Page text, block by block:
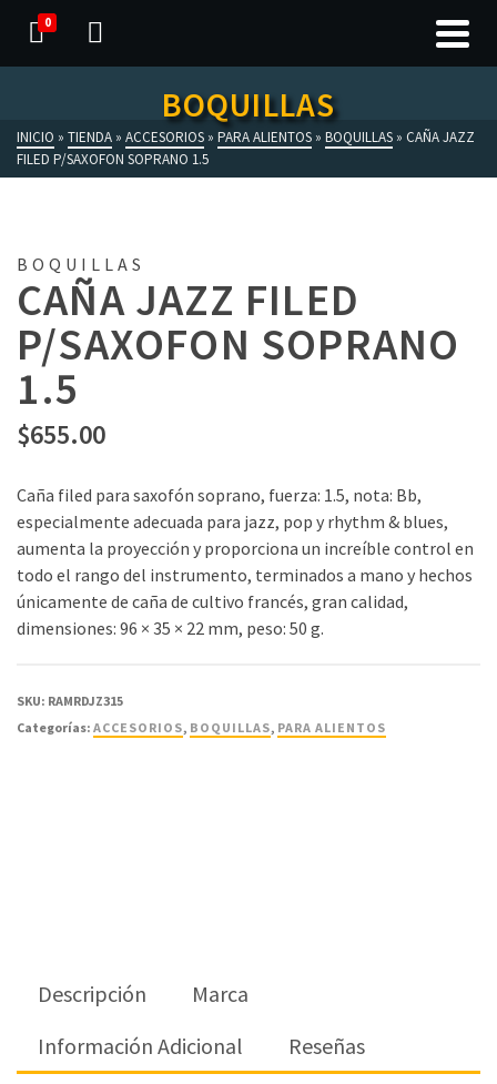
0
BOQUILLAS
INICIO » TIENDA » ACCESORIOS » PARA ALIENTOS » BOQUILLAS » CAÑA JAZZ
FILED P/SAXOFON SOPRANO 1.5
BOQUILLAS
CAÑA JAZZ FILED
P/SAXOFON SOPRANO
1.5
$655.00
Caña filed para saxofón soprano, fuerza: 1.5, nota: Bb,
especialmente adecuada para jazz, pop y rhythm & blues,
aumenta la proyección y proporciona un increíble control en
todo el rango del instrumento, terminados a mano y hechos
únicamente de caña de cultivo francés, gran calidad,
dimensiones: 96 × 35 × 22 mm, peso: 50 g.
SKU: RAMRDJZ315
Categorías: ACCESORIOS, BOQUILLAS, PARA ALIENTOS
Descripción
Marca
Información Adicional
Reseñas